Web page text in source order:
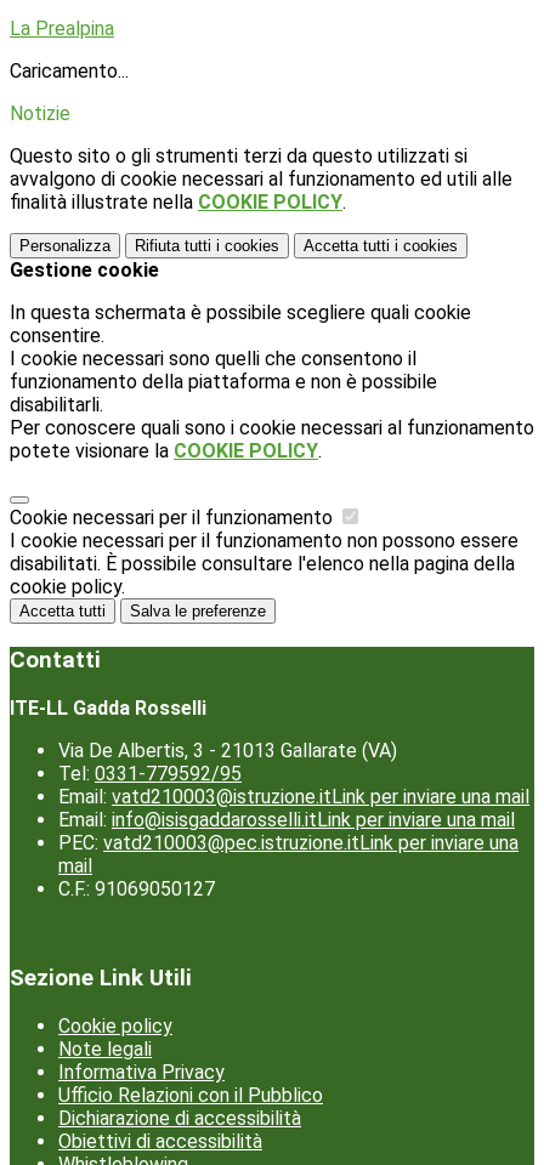
La Prealpina
Caricamento...
Notizie
Questo sito o gli strumenti terzi da questo utilizzati si
avvalgono di cookie necessari al funzionamento ed utili alle
finalità illustrate nella COOKIE POLICY.
Personalizza Rifiuta tutti i cookies Accetta tutti i cookies
Gestione cookie
In questa schermata è possibile scegliere quali cookie
consentire.
I cookie necessari sono quelli che consentono il
funzionamento della piattaforma e non è possibile
disabilitarli.
Per conoscere quali sono i cookie necessari al funzionamento
potete visionare la COOKIE POLICY.
Cookie necessari per il funzionamento
I cookie necessari per il funzionamento non possono essere
disabilitati. È possibile consultare l'elenco nella pagina della
cookie policy.
Accetta tutti Salva le preferenze
Contatti
ITE-LL Gadda Rosselli
Via De Albertis, 3 - 21013 Gallarate (VA)
Tel: 0331-779592/95
Email: vatd210003@istruzione.itLink per inviare una mail
Email: info@isisgaddarosselli.itLink per inviare una mail
PEC: vatd210003@pec.istruzione.itLink per inviare una
mail
C.F.: 91069050127
Sezione Link Utili
Cookie policy
Note legali
Informativa Privacy
Ufficio Relazioni con il Pubblico
Dichiarazione di accessibilità
Obiettivi di accessibilità